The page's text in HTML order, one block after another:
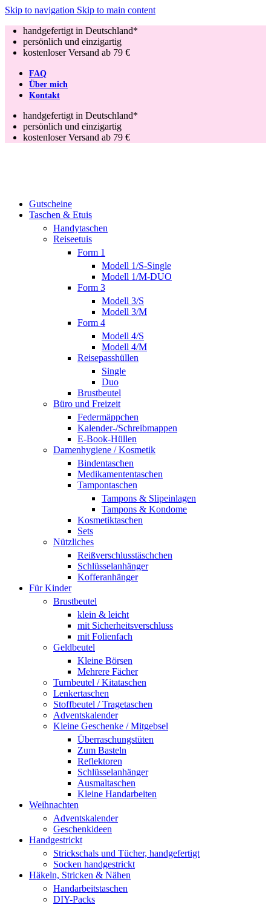
Skip to navigation Skip to main content
handgefertigt in Deutschland*
persönlich und einzigartig
kostenloser Versand ab 79 €
FAQ
Über mich
Kontakt
handgefertigt in Deutschland*
persönlich und einzigartig
kostenloser Versand ab 79 €
Gutscheine
Taschen & Etuis
Handytaschen
Reiseetuis
Form 1
Modell 1/S-Single
Modell 1/M-DUO
Form 3
Modell 3/S
Modell 3/M
Form 4
Modell 4/S
Modell 4/M
Reisepasshüllen
Single
Duo
Brustbeutel
Büro und Freizeit
Federmäppchen
Kalender-/Schreibmappen
E-Book-Hüllen
Damenhygiene / Kosmetik
Bindentaschen
Medikamententaschen
Tampontaschen
Tampons & Slipeinlagen
Tampons & Kondome
Kosmetiktaschen
Sets
Nützliches
Reißverschlusstäschchen
Schlüsselanhänger
Kofferanhänger
Für Kinder
Brustbeutel
klein & leicht
mit Sicherheitsverschluss
mit Folienfach
Geldbeutel
Kleine Börsen
Mehrere Fächer
Turnbeutel / Kitataschen
Lenkertaschen
Stoffbeutel / Tragetaschen
Adventskalender
Kleine Geschenke / Mitgebsel
Überraschungstüten
Zum Basteln
Reflektoren
Schlüsselanhänger
Ausmaltaschen
Kleine Handarbeiten
Weihnachten
Adventskalender
Geschenkideen
Handgestrickt
Strickschals und Tücher, handgefertigt
Socken handgestrickt
Häkeln, Stricken & Nähen
Handarbeitstaschen
DIY-Packs